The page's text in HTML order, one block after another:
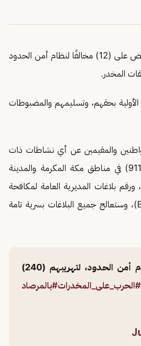
القبض على (12) مخالفًا لنظام أمن الحدود
الأولية بحقهم، وتسليمهم والمضبوطات
والمقيمين عن أي نشاطات ذات
صلة بتهريب أو ترويج المخدرات، وذلك من خلال الاتصال بالأرقام (911) في مناطق مكة المكرمة والمدينة
، ورقم بلاغات المديرية العامة لمكافحة
)، وستعالج جميع البلاغات بسرية تامة
بمنطقة جازان يقبض على (12) مخالفًا لنظام أمن الحدود، لتهريبهم (240)
#الحرب_على_المخدرات#بالمرصاد